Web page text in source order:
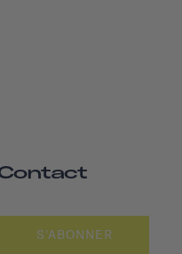
S'ABONNER